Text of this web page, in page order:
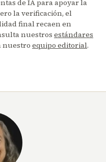
de IA para apoyar la
la verificación, el
final recaen en
nuestros estándares
nuestro equipo editorial.